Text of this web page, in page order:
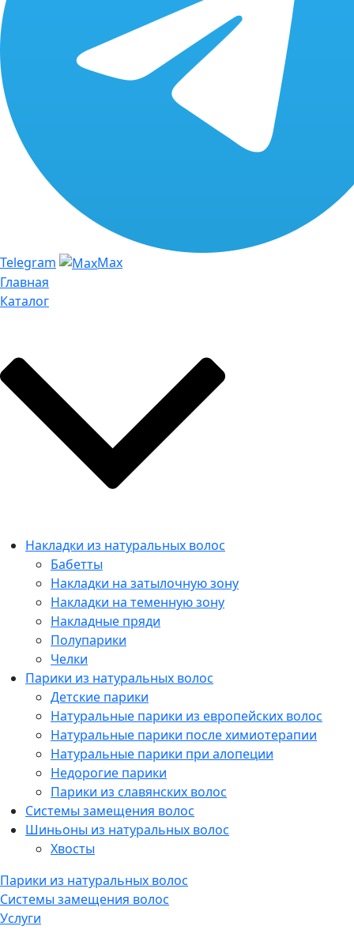
Telegram
Max
Главная
Каталог
Накладки из натуральных волос
Бабетты
Накладки на затылочную зону
Накладки на теменную зону
Накладные пряди
Полупарики
Челки
Парики из натуральных волос
Детские парики
Натуральные парики из европейских волос
Натуральные парики после химиотерапии
Натуральные парики при алопеции
Недорогие парики
Парики из славянских волос
Системы замещения волос
Шиньоны из натуральных волос
Хвосты
Парики из натуральных волос
Системы замещения волос
Услуги